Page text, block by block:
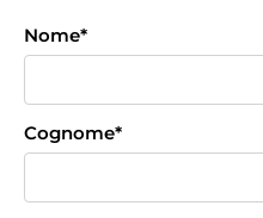
Nome*
Cognome*